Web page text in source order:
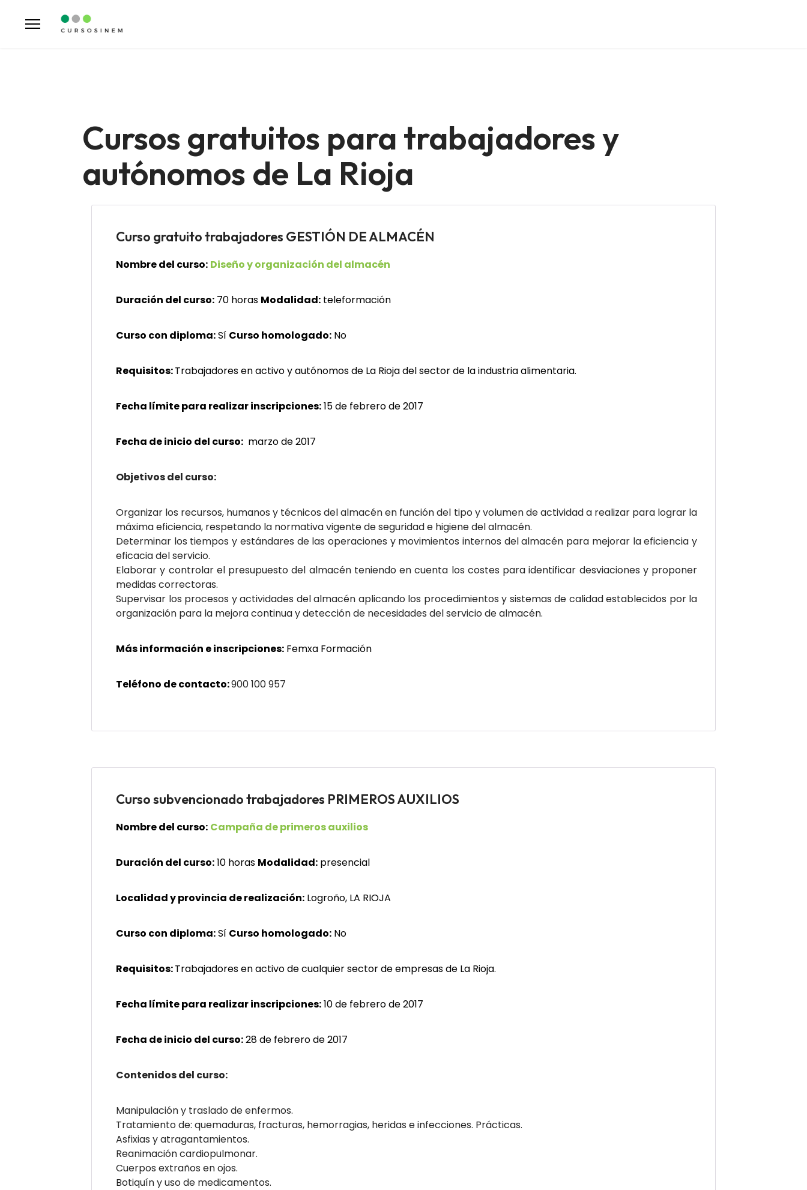
Cursos gratuitos para trabajadores y
autónomos de La Rioja
Curso gratuito trabajadores GESTIÓN DE ALMACÉN
Nombre del curso: Diseño y organización del almacén
Duración del curso: 70 horas Modalidad: teleformación
Curso con diploma:Sí Curso homologado: No
Requisitos:Trabajadores en activo y autónomos de La Rioja del sector de la industria alimentaria.
Fecha límite para realizar inscripciones:15 de febrero de 2017
Fecha de inicio del curso: marzode 2017
Objetivos del curso:
Organizar los recursos, humanos y técnicos del almacén en función del tipo y volumen de actividad a realizar para lograr la
máxima eficiencia, respetando la normativa vigente de seguridad e higiene del almacén.
Determinar los tiempos y estándares de las operaciones y movimientos internos del almacén para mejorar la eficiencia y
eficacia del servicio.
Elaborar y controlar el presupuesto del almacén teniendo en cuenta los costes para identificar desviaciones y proponer
medidas correctoras.
Supervisar los procesos y actividades del almacén aplicando los procedimientos y sistemas de calidad establecidos por la
organización para la mejora continua y detección de necesidades del servicio de almacén.
Más información e inscripciones: Femxa Formación
Teléfono de contacto:900 100 957
Curso subvencionado trabajadores PRIMEROS AUXILIOS
Nombre del curso: Campaña de primeros auxilios
Duración del curso:10 horas Modalidad: presencial
Localidad y provincia de realización: Logroño, LA RIOJA
Curso con diploma:Sí Curso homologado: No
Requisitos:Trabajadores en activo de cualquier sector de empresas de La Rioja.
Fecha límite para realizar inscripciones:10 de febrero de 2017
Fecha de inicio del curso:28 de febrero de 2017
Contenidos del curso:
Manipulación y traslado de enfermos.
Tratamiento de: quemaduras, fracturas, hemorragias, heridas e infecciones. Prácticas.
Asfixias y atragantamientos.
Reanimación cardiopulmonar.
Cuerpos extraños en ojos.
Botiquín y uso de medicamentos.